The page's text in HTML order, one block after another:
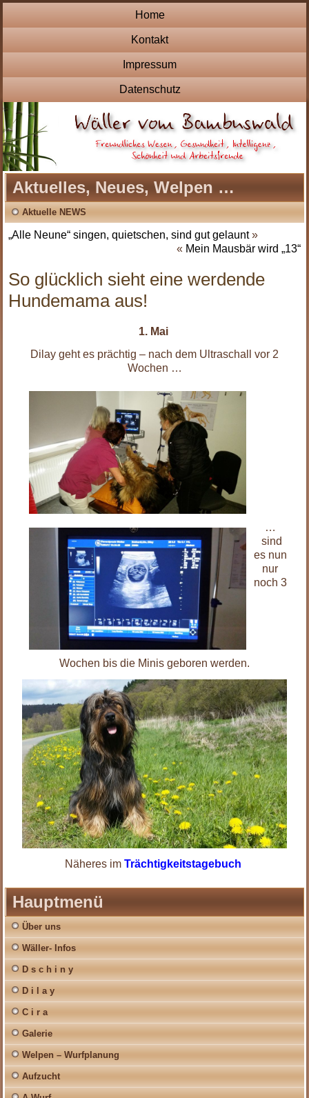
Home
Kontakt
Impressum
Datenschutz
Aktuelles, Neues, Welpen …
Aktuelle NEWS
„Alle Neune“ singen, quietschen, sind gut gelaunt»
« Mein Mausbär wird „13“
So glücklich sieht eine werdende
Hundemama aus!
1. Mai
Dilay geht es prächtig – nach dem Ultraschall vor 2
Wochen …
…
sind
es nun
nur
noch 3
Wochen bis die Minis geboren werden.
Näheres im Trächtigkeitstagebuch
Hauptmenü
Über uns
Wäller- Infos
D s c h i n y
D i l a y
C i r a
Galerie
Welpen – Wurfplanung
Aufzucht